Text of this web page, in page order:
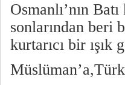
Osmanlı’nın
sonlarından beri
kurtarıcı bir ışık